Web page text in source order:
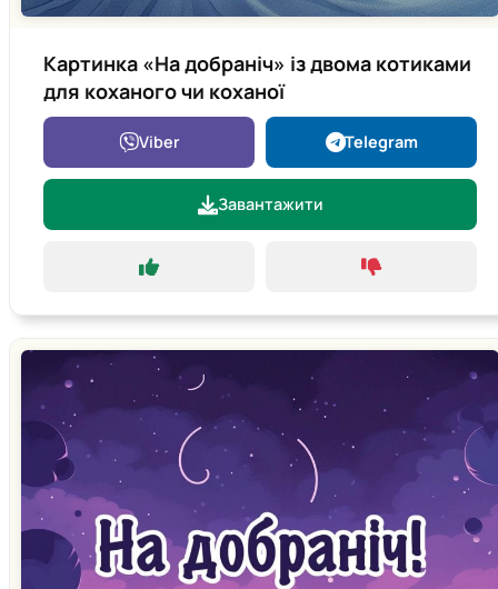
Картинка «На добраніч» із двома котиками
для коханого чи коханої
Viber Telegram
Завантажити